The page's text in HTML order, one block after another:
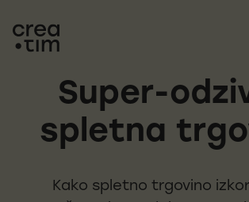
Super-
spletna
Kako spletno trgovino